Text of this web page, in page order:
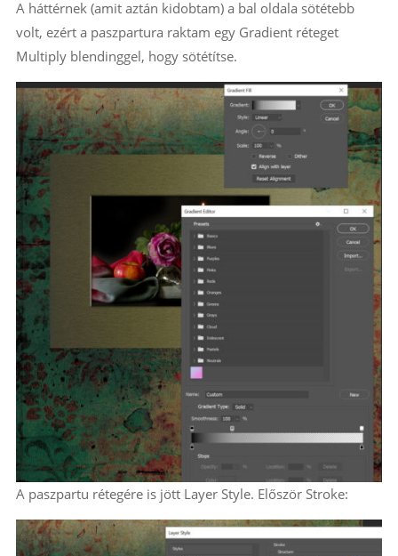
A háttérnek (amit aztán kidobtam) a bal oldala sötétebb
volt, ezért a paszpartura raktam egy Gradient réteget
Multiply blendinggel, hogy sötétítse.
A paszpartu rétegére is jött Layer Style. Először Stroke: